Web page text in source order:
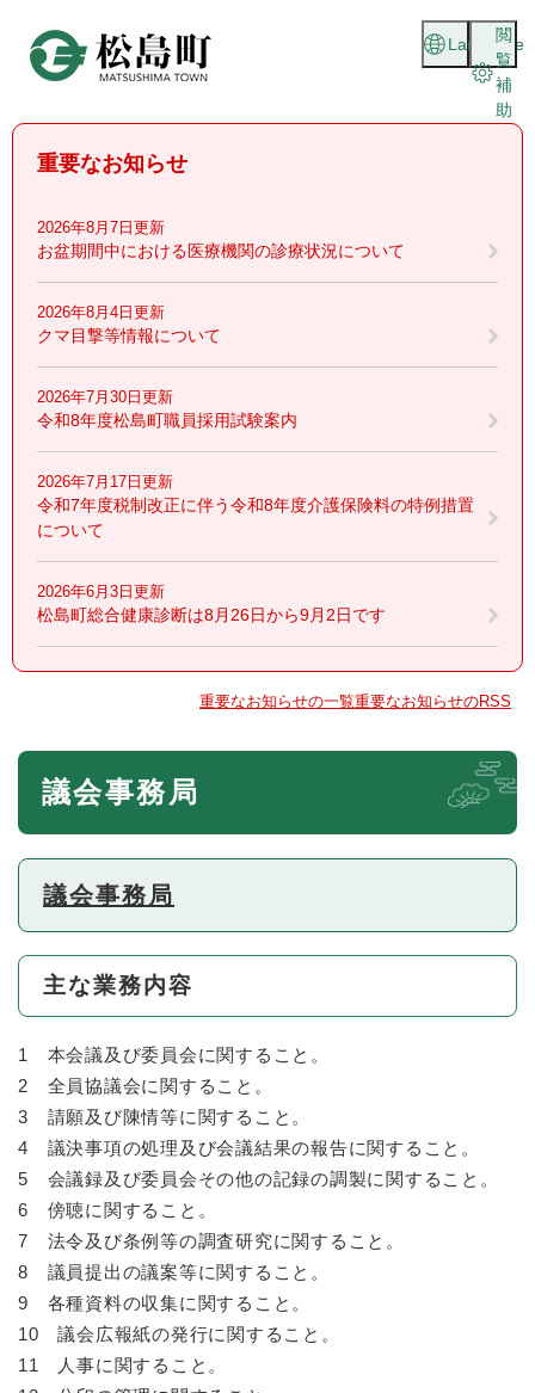
頭
閲
覧
補
助
Language
重要なお知らせ
2026年8月7日更新
お盆期間中における医療機関の診療状況について
2026年8月4日更新
クマ目撃等情報について
2026年7月30日更新
令和8年度松島町職員採用試験案内
2026年7月17日更新
令和7年度税制改正に伴う令和8年度介護保険料の特例措置
について
2026年6月3日更新
松島町総合健康診断は8月26日から9月2日です
重要なお知らせの一覧重要なお知らせのRSS
本
議会事務局
議会事務局
主な業務内容
1 本会議及び委員会に関すること。
2 全員協議会に関すること。
3 請願及び陳情等に関すること。
4 議決事項の処理及び会議結果の報告に関すること。
5 会議録及び委員会その他の記録の調製に関すること。
6 傍聴に関すること。
7 法令及び条例等の調査研究に関すること。
8 議員提出の議案等に関すること。
9 各種資料の収集に関すること。
10 議会広報紙の発行に関すること。
11 人事に関すること。